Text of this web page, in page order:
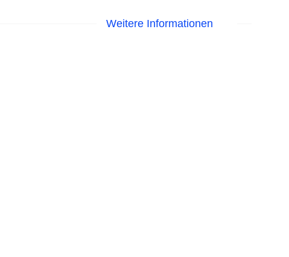
Weitere Informationen